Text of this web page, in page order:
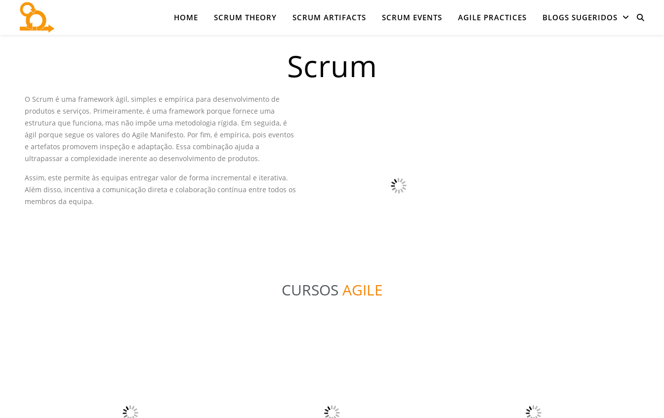
HOME SCRUM THEORY SCRUM ARTIFACTS SCRUM EVENTS AGILE PRACTICES BLOGS SUGERIDOS
Scrum
O Scrum é uma framework ágil, simples e empírica para desenvolvimento de
produtos e serviços. Primeiramente, é uma framework porque fornece uma
estrutura que funciona, mas não impõe uma metodologia rígida. Em seguida, é
ágil porque segue os valores do Agile Manifesto. Por fim, é empírica, pois eventos
e artefatos promovem inspeção e adaptação. Essa combinação ajuda a
ultrapassar a complexidade inerente ao desenvolvimento de produtos.
Assim, este permite às equipas entregar valor de forma incremental e iterativa.
Além disso, incentiva a comunicação direta e colaboração contínua entre todos os
membros da equipa.
CURSOS AGILE